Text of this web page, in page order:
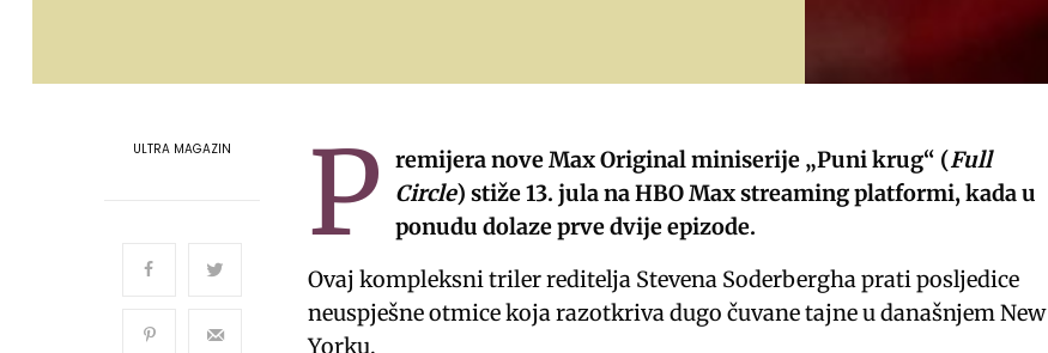
ULTRA MAGAZIN P remijera nove Max Original miniserije „Puni krug“ (Full
Circle) stiže 13. jula na HBO Max streaming platformi, kada u
ponudu dolaze prve dvije epizode.
Ovaj kompleksni triler reditelja Stevena Soderbergha prati posljedice
neuspješne otmice koja razotkriva dugo čuvane tajne u današnjem New
Yorku.